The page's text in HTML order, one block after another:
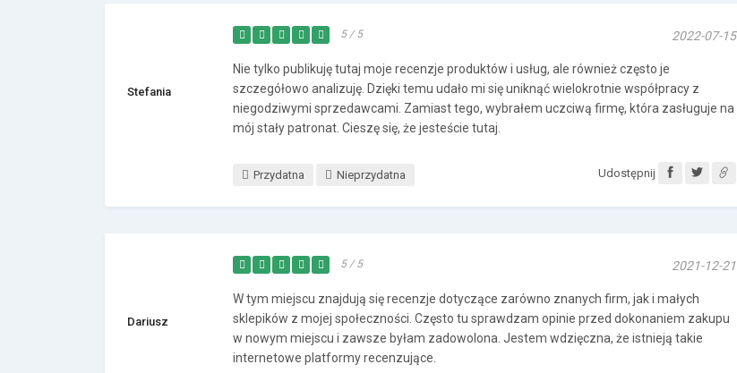
Stefania
5 / 5 2022-07-15
Nie tylko publikuję tutaj moje recenzje produktów i usług, ale również często je
szczegółowo analizuję. Dzięki temu udało mi się uniknąć wielokrotnie współpracy z
niegodziwymi sprzedawcami. Zamiast tego, wybrałem uczciwą firmę, która zasługuje na
mój stały patronat. Cieszę się, że jesteście tutaj.
Przydatna Nieprzydatna Udostępnij
Dariusz
5 / 5 2021-12-21
W tym miejscu znajdują się recenzje dotyczące zarówno znanych firm, jak i małych
sklepików z mojej społeczności. Często tu sprawdzam opinie przed dokonaniem zakupu
w nowym miejscu i zawsze byłam zadowolona. Jestem wdzięczna, że istnieją takie
internetowe platformy recenzujące.